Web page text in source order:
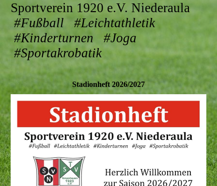
Sportverein 1920 e.V. Niederaula
#Fußball #Leichtathletik
#Kinderturnen #Joga
#Sportakrobatik
Stadionheft 2026/2027